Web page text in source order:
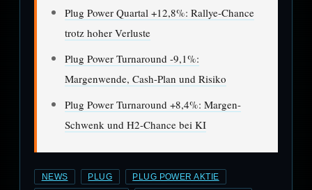
Plug Power Quartal +12,8%: Rallye-Chance
trotz hoher Verluste
Plug Power Turnaround -9,1%:
Margenwende, Cash-Plan und Risiko
Plug Power Turnaround +8,4%: Margen-
Schwenk und H2-Chance bei KI
NEWS PLUG PLUG POWER AKTIE